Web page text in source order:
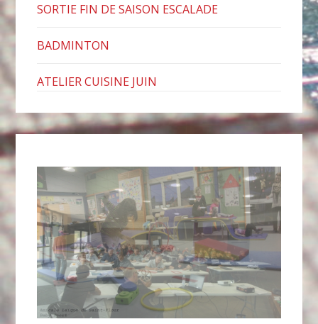
SORTIE FIN DE SAISON ESCALADE
BADMINTON
ATELIER CUISINE JUIN